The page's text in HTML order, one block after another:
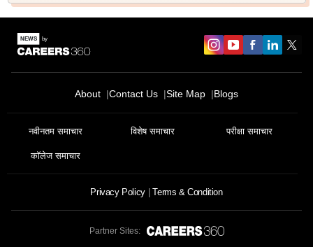
About Contact Us Site Map Blogs
नवीनतम समाचार विशेष समाचार परीक्षा समाचार
कॉलेज समाचार
Privacy Policy Terms & Condition
Partner Sites: